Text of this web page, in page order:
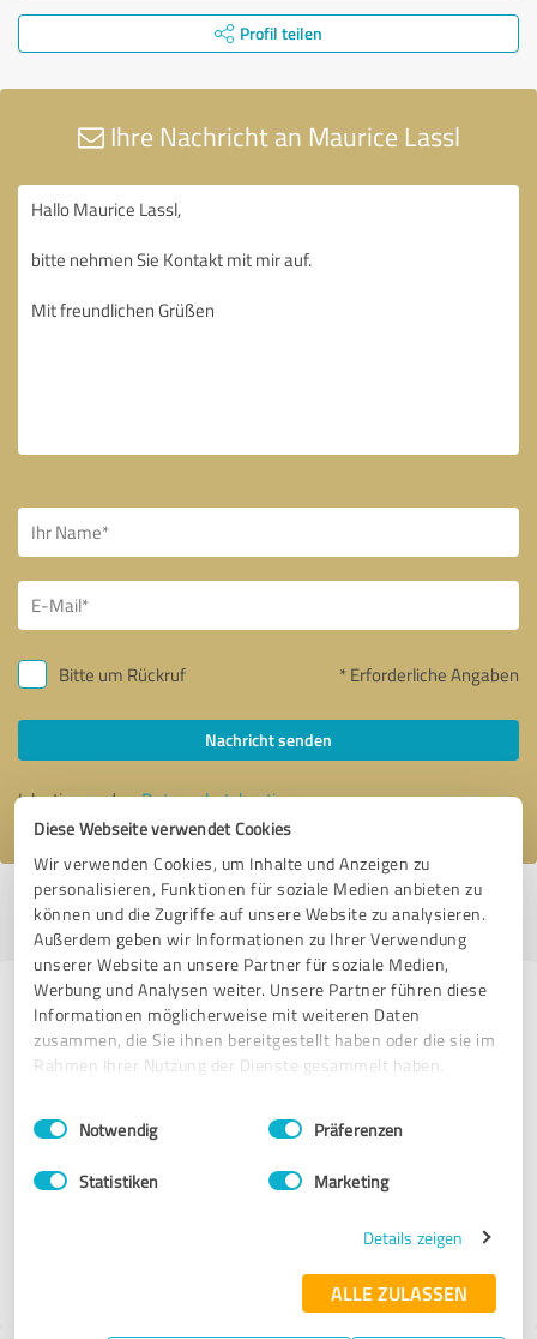
Diese Webseite verwendet Cookies
Wir verwenden Cookies, um Inhalte und Anzeigen zu
personalisieren, Funktionen für soziale Medien anbieten zu
können und die Zugriffe auf unsere Website zu analysieren.
Außerdem geben wir Informationen zu Ihrer Verwendung
unserer Website an unsere Partner für soziale Medien,
Werbung und Analysen weiter. Unsere Partner führen diese
Informationen möglicherweise mit weiteren Daten
zusammen, die Sie ihnen bereitgestellt haben oder die sie im
Rahmen Ihrer Nutzung der Dienste gesammelt haben.
Impressum Datenschutzbestimmungen
Einwilligungsauswahl
Notwendig Präferenzen
Statistiken Marketing
Details zeigen
ALLE ZULASSEN
Profil teilen
Ihre Nachricht an Maurice Lassl
Bitte um Rückruf * Erforderliche Angaben
Nachricht senden
Ich stimme denDatenschutzbestimmungenzu.
Profil aktiv seit 27.02.2020 | Letzte Aktualisierung: 23.05.2020
melden
Erfahrungen zu weiteren
Anbietern aus dem Bereich
Beratung
Torsten Gottschall